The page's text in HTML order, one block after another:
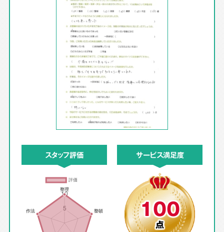
スタッフ評価 サービス満足度
100
点